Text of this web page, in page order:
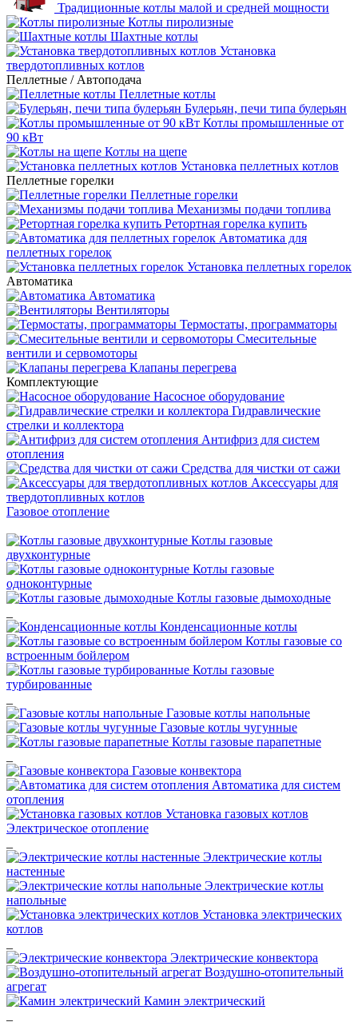
Традиционные котлы малой и средней мощности
Котлы пиролизные
Шахтные котлы
Установка
твердотопливных котлов
Пеллетные / Автоподача
Пеллетные котлы
Булерьян, печи типа булерьян
Котлы промышленные от
90 кВт
Котлы на щепе
Установка пеллетных котлов
Пеллетные горелки
Пеллетные горелки
Механизмы подачи топлива
Ретортная горелка купить
Автоматика для
пеллетных горелок
Установка пеллетных горелок
Автоматика
Автоматика
Вентиляторы
Термостаты, программаторы
Смесительные
вентили и сервомоторы
Клапаны перегрева
Комплектующие
Насосное оборудование
Гидравлические
стрелки и коллектора
Антифриз для систем
отопления
Средства для чистки от сажи
Аксессуары для
твердотопливных котлов
Газовое отопление
Котлы газовые
двухконтурные
Котлы газовые
одноконтурные
Котлы газовые дымоходные
Конденсационные котлы
Котлы газовые со
встроенным бойлером
Котлы газовые
турбированные
Газовые котлы напольные
Газовые котлы чугунные
Котлы газовые парапетные
Газовые конвектора
Автоматика для систем
отопления
Установка газовых котлов
Электрическое отопление
Электрические котлы
настенные
Электрические котлы
напольные
Установка электрических
котлов
Электрические конвектора
Воздушно-отопительный
агрегат
Камин электрический